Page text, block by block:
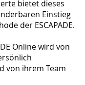
bietet dieses
Einstieg
der ESCAPADE.
Online wird von
von ihrem Team